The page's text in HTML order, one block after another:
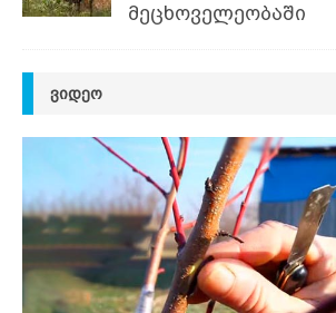
მეცხოველეობაში
ᲕᲘᲓᲔᲝ